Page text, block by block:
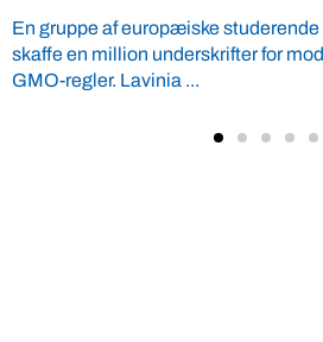
landbrugsmaskiner og
Foreningen Verdens Bedste
elskere en tur på landet den 9. maj.